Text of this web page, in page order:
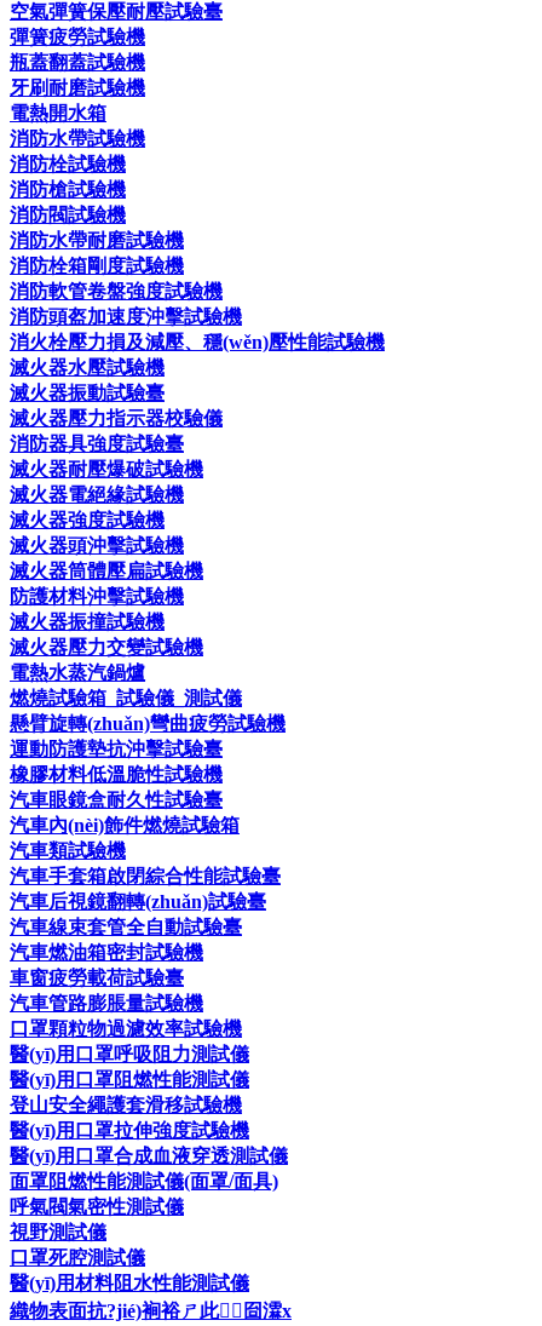
空氣彈簧保壓耐壓試驗臺
彈簧疲勞試驗機
瓶蓋翻蓋試驗機
牙刷耐磨試驗機
電熱開水箱
消防水帶試驗機
消防栓試驗機
消防槍試驗機
消防閥試驗機
消防水帶耐磨試驗機
消防栓箱剛度試驗機
消防軟管卷盤強度試驗機
消防頭盔加速度沖擊試驗機
消火栓壓力損及減壓、穩(wěn)壓性能試驗機
滅火器水壓試驗機
滅火器振動試驗臺
滅火器壓力指示器校驗儀
消防器具強度試驗臺
滅火器耐壓爆破試驗機
滅火器電絕緣試驗機
滅火器強度試驗機
滅火器頭沖擊試驗機
滅火器筒體壓扁試驗機
防護材料沖擊試驗機
滅火器振撞試驗機
滅火器壓力交變試驗機
電熱水蒸汽鍋爐
燃燒試驗箱_試驗儀_測試儀
懸臂旋轉(zhuǎn)彎曲疲勞試驗機
運動防護墊抗沖擊試驗臺
橡膠材料低溫脆性試驗機
汽車眼鏡盒耐久性試驗臺
汽車內(nèi)飾件燃燒試驗箱
汽車類試驗機
汽車手套箱啟閉綜合性能試驗臺
汽車后視鏡翻轉(zhuǎn)試驗臺
汽車線束套管全自動試驗臺
汽車燃油箱密封試驗機
車窗疲勞載荷試驗臺
汽車管路膨脹量試驗機
口罩顆粒物過濾效率試驗機
醫(yī)用口罩呼吸阻力測試儀
醫(yī)用口罩阻燃性能測試儀
登山安全繩護套滑移試驗機
醫(yī)用口罩拉伸強度試驗機
醫(yī)用口罩合成血液穿透測試儀
面罩阻燃性能測試儀(面罩/面具)
呼氣閥氣密性測試儀
視野測試儀
口罩死腔測試儀
醫(yī)用材料阻水性能測試儀
織物表面抗?jié)裥裕ㄕ此┰囼瀮x